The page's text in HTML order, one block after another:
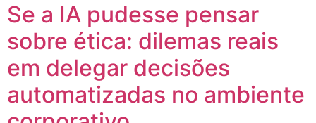
Se a IA pudesse pensar
sobre ética: dilemas reais
em delegar decisões
automatizadas no ambiente